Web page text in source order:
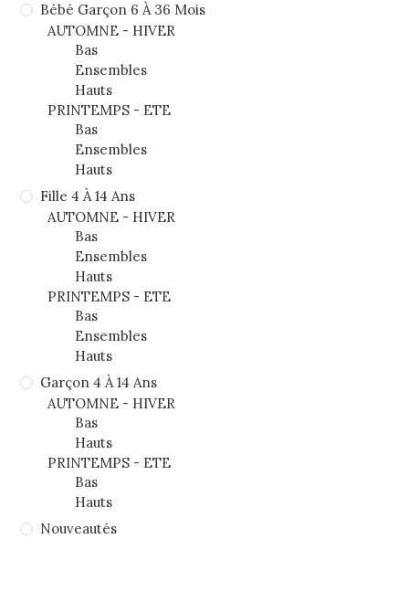
Bébé Garçon 6 À 36 Mois
AUTOMNE - HIVER
Bas
Ensembles
Hauts
PRINTEMPS - ETE
Bas
Ensembles
Hauts
Fille 4 À 14 Ans
AUTOMNE - HIVER
Bas
Ensembles
Hauts
PRINTEMPS - ETE
Bas
Ensembles
Hauts
Garçon 4 À 14 Ans
AUTOMNE - HIVER
Bas
Hauts
PRINTEMPS - ETE
Bas
Hauts
Nouveautés